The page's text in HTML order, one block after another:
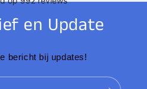
en Update
bericht bij updates!